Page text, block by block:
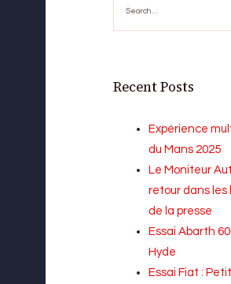
for:
Recent Posts
Expérience
du Mans 2025
Le Moniteur
retour dans les
de la presse
Essai Abarth
Hyde
Essai Fiat :